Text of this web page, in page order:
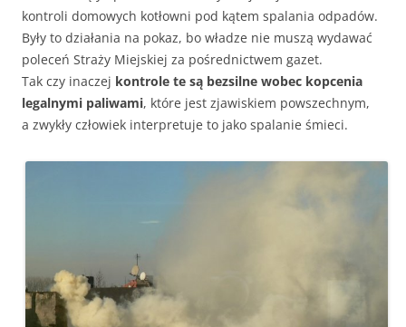
kontroli domowych kotłowni pod kątem spalania odpadów.
Były to działania na pokaz, bo władze nie muszą wydawać
poleceń Straży Miejskiej za pośrednictwem gazet.
Tak czy inaczej kontrole te są bezsilne wobec kopcenia
legalnymi paliwami, które jest zjawiskiem powszechnym,
a zwykły człowiek interpretuje to jako spalanie śmieci.